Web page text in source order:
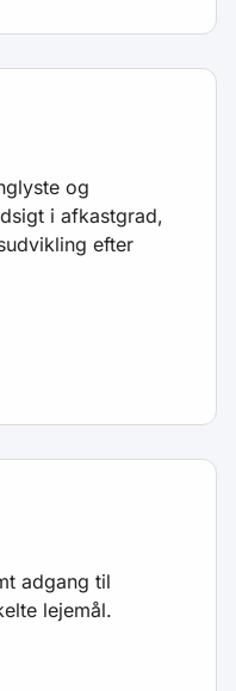
og
i afkastgrad,
efter
adgang til
lejemål.